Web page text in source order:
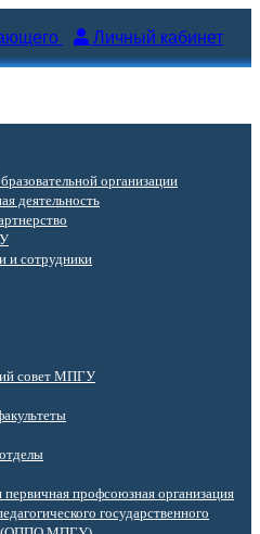
Личный кабинет
организации
деятельность
и сотрудники
совет МПГУ
профсоюзная организация
государственного